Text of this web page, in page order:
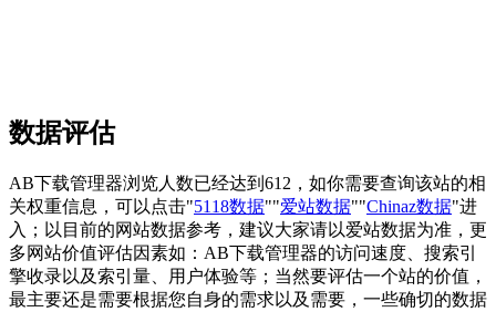
数据评估
AB下载管理器浏览人数已经达到612，如你需要查询该站的相
关权重信息，可以点击"5118数据""爱站数据""Chinaz数据"进
入；以目前的网站数据参考，建议大家请以爱站数据为准，更
多网站价值评估因素如：AB下载管理器的访问速度、搜索引
擎收录以及索引量、用户体验等；当然要评估一个站的价值，
最主要还是需要根据您自身的需求以及需要，一些确切的数据